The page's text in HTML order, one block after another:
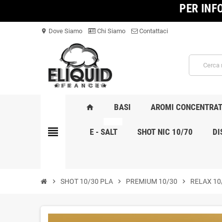
PER
location_on Dove Siamo Chi Siamo Contattaci
view_headline
home BASI AROMI
E - SALT SHOT NIC 10/70
chevron_right SHOT 10/30 PLA chevron_right PREMIUM 10/30 chevron_right RELAX